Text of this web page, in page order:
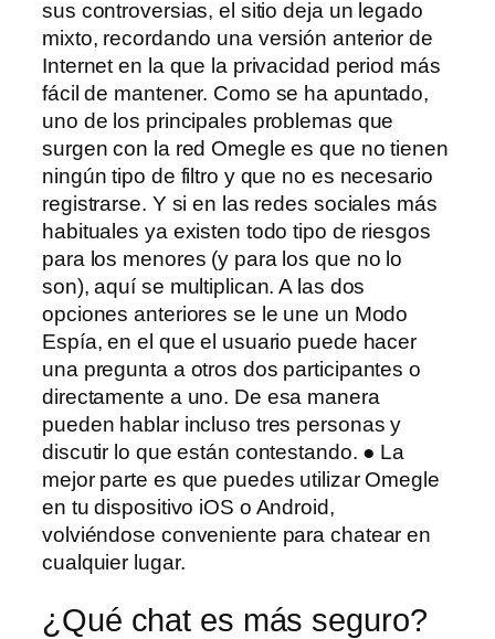
sus controversias, el sitio deja un legado
mixto, recordando una versión anterior de
Internet en la que la privacidad period más
fácil de mantener. Como se ha apuntado,
uno de los principales problemas que
surgen con la red Omegle es que no tienen
ningún tipo de filtro y que no es necesario
registrarse. Y si en las redes sociales más
habituales ya existen todo tipo de riesgos
para los menores (y para los que no lo
son), aquí se multiplican. A las dos
opciones anteriores se le une un Modo
Espía, en el que el usuario puede hacer
una pregunta a otros dos participantes o
directamente a uno. De esa manera
pueden hablar incluso tres personas y
discutir lo que están contestando. ● La
mejor parte es que puedes utilizar Omegle
en tu dispositivo iOS o Android,
volviéndose conveniente para chatear en
cualquier lugar.
¿Qué chat es más seguro?